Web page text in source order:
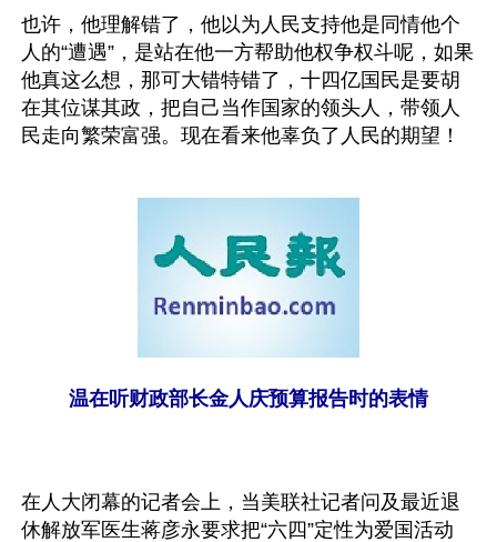
也许，他理解错了，他以为人民支持他是同情他个
人的“遭遇”，是站在他一方帮助他权争权斗呢，如果
他真这么想，那可大错特错了，十四亿国民是要胡
在其位谋其政，把自己当作国家的领头人，带领人
民走向繁荣富强。现在看来他辜负了人民的期望！
温在听财政部长金人庆预算报告时的表情
在人大闭幕的记者会上，当美联社记者问及最近退
休解放军医生蒋彦永要求把“六四”定性为爱国活动